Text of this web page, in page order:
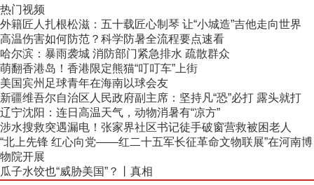
热门视频
外籍匠人扎根松滋：五十载匠心制琴 让“小城造”吉他走向世界
高温伤害如何防范？科学防暑全流程要点速看
哈尔滨：暴雨袭城 消防部门紧急排水 疏散群众
萌翻香港岛！香港限定熊猫“叮叮车”上街
美国宾州足球青年在海南以球会友
新疆维吾尔自治区人民政府副主席：坚持凡“恐”必打 露头就打
辽宁沈阳：连日高温天气，动物消暑有“凉方”
涉水搜救突遇漏电！张家界社区书记徒手破窗营救被困老人
“北上先锋 红心向党——红二十五军长征革命文物联展”在河南博
物院开展
瓜子水饺也“威胁美国”？丨真相